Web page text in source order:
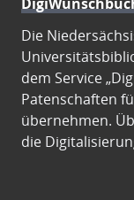
Die
dem Service
Patenschaften
übernehmen.
die